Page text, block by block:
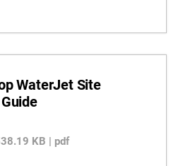
WaterJet Site
KB | pdf